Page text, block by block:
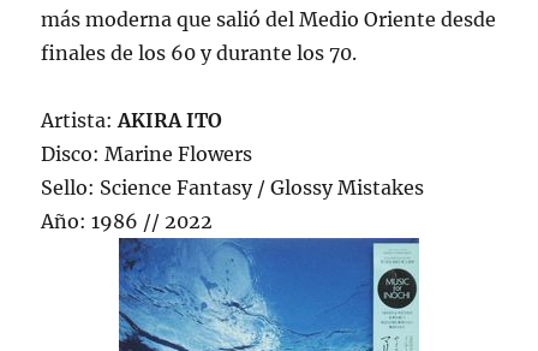
más moderna que salió del Medio Oriente desde
finales de los 60 y durante los 70.
Artista:AKIRA ITO
Disco: Marine Flowers
Sello: Science Fantasy / Glossy Mistakes
Año: 1986 // 2022